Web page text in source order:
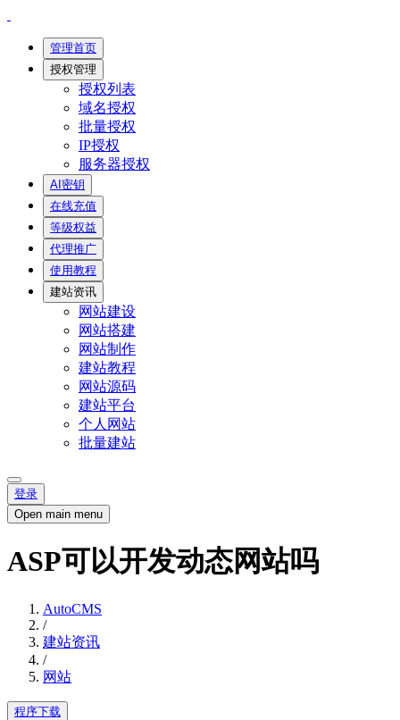
管理首页
授权管理
授权列表
域名授权
批量授权
IP授权
服务器授权
AI密钥
在线充值
等级权益
代理推广
使用教程
建站资讯
网站建设
网站搭建
网站制作
建站教程
网站源码
建站平台
个人网站
批量建站
登录
Open main menu
ASP可以开发动态网站吗
AutoCMS
/
建站资讯
/
网站
程序下载